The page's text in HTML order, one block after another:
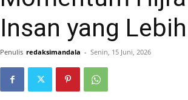
Insan yang
Penulis redaksimandala - Senin, 15 Juni, 2026